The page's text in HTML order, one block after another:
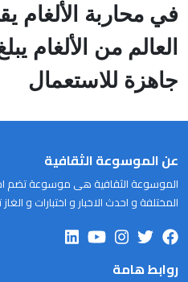
في محاربة الألغام
جاهزة للاستعمال
عن الموسوعة الثقافية
الموسوعة الثقافية هى موسوعة تضم
المختلفة و احدث الاخبار و اختبارات و
روابط هامة